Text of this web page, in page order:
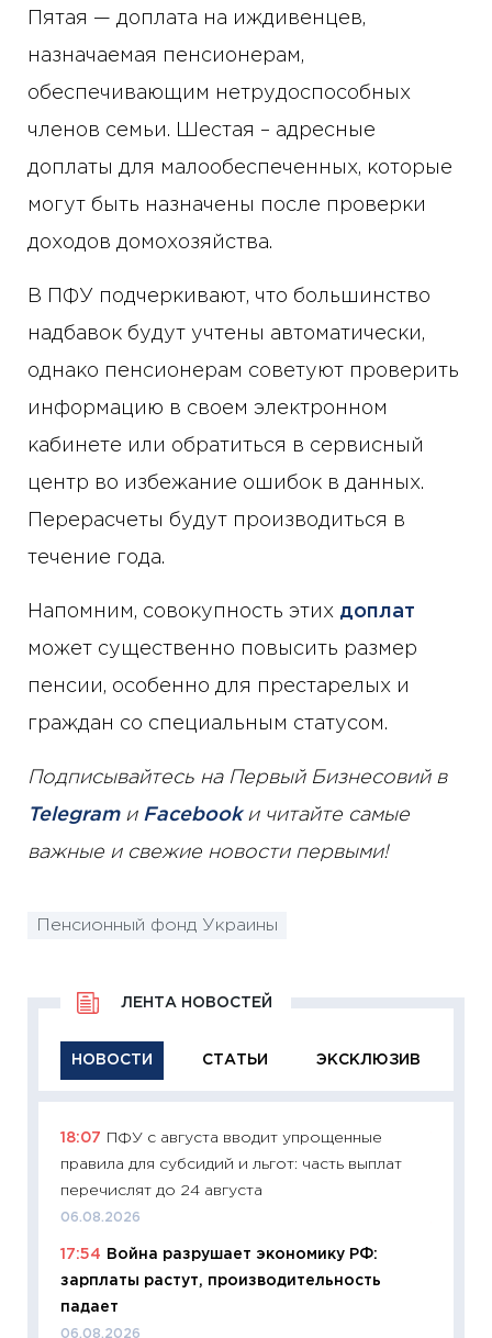
Пятая — доплата на иждивенцев,
назначаемая пенсионерам,
обеспечивающим нетрудоспособных
членов семьи. Шестая – адресные
доплаты для малообеспеченных, которые
могут быть назначены после проверки
доходов домохозяйства.
В ПФУ подчеркивают, что большинство
надбавок будут учтены автоматически,
однако пенсионерам советуют проверить
информацию в своем электронном
кабинете или обратиться в сервисный
центр во избежание ошибок в данных.
Перерасчеты будут производиться в
течение года.
Напомним, совокупность этих доплат
может существенно повысить размер
пенсии, особенно для престарелых и
граждан со специальным статусом.
Подписывайтесь на Первый Бизнесовий в
Telegramи Facebookи читайте самые
важные и свежие новости первыми!
Пенсионный фонд Украины
НОВОСТИ СТАТЬИ ЭКСКЛЮЗИВ
ЛЕНТА НОВОСТЕЙ
18:07
ПФУ с августа вводит упрощенные
правила для субсидий и льгот: часть выплат
перечислят до 24 августа
06.08.2026
17:54
Война разрушает экономику РФ:
зарплаты растут, производительность
падает
06.08.2026